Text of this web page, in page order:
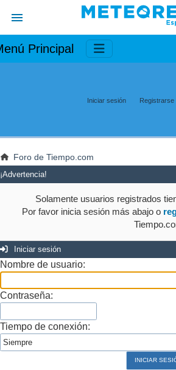
Principal
Iniciar sesión Registrarse
Foro de Tiempo.com
¡Advertencia!
Solamente usuarios registrados
Por favor inicia sesión más abajo o
Iniciar sesión
Nombre de usuario:
Contraseña:
Tiempo de conexión: